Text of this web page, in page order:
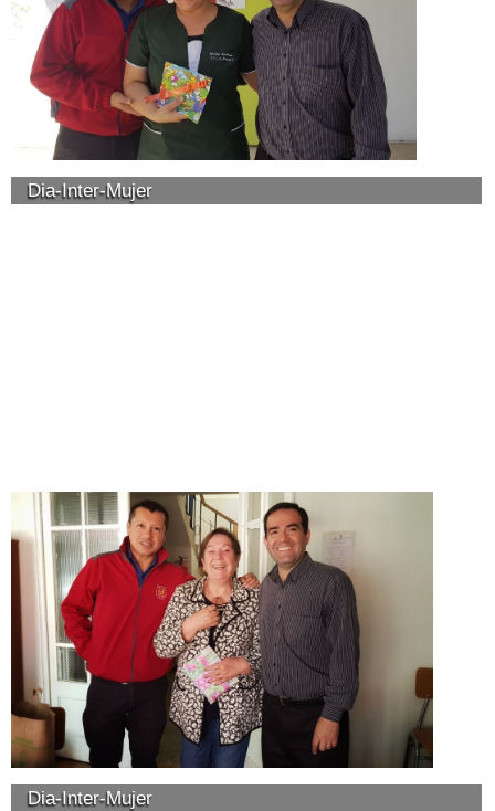
Dia-Inter-Mujer
Dia-Inter-Mujer